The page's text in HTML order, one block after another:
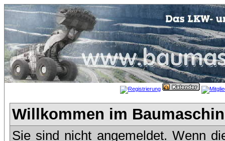
Willkommen im
Sie sind nicht angemeldet. Wenn